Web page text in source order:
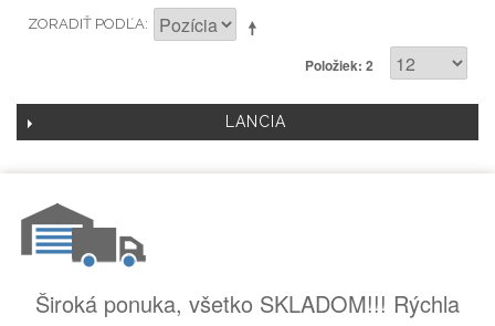
ZORADIŤ PODĽA
Položiek: 2
LANCIA
Široká ponuka, všetko SKLADOM!!! Rýchla